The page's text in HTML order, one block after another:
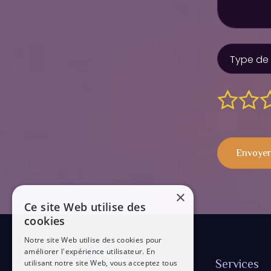
Envoyer
Services
×
Ce site Web utilise des
cookies
Notre site Web utilise des cookies pour
améliorer l'expérience utilisateur. En
utilisant notre site Web, vous acceptez tous